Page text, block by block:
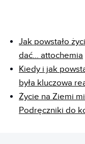
Jak powstało
dać... attochemia
Kiedy i jak
była kluczowa
Życie na Ziemi
Podręczniki do